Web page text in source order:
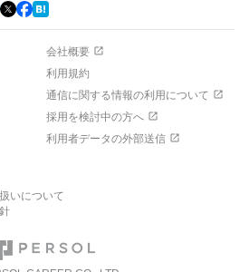
会社概要
利用規約
通信に関する情報の利用について
採用を検討中の方へ
利用者データの外部送信
いについて